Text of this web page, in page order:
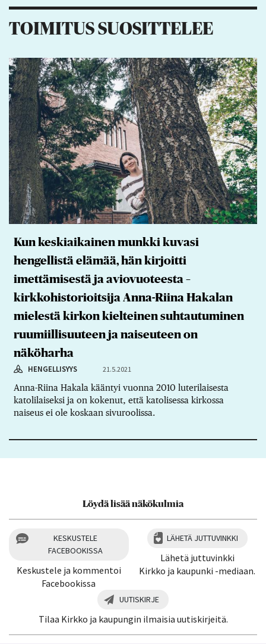
TOIMITUS SUOSITTELEE
Kun keskiaikainen munkki kuvasi
hengellistä elämää, hän kirjoitti
imettämisestä ja aviovuoteesta –
kirkkohistorioitsija Anna-Riina Hakalan
mielestä kirkon kielteinen suhtautuminen
ruumiillisuuteen ja naiseuteen on
näköharha
HENGELLISYYS 21.5.2021
Anna-Riina Hakala kääntyi vuonna 2010 luterilaisesta
katolilaiseksi ja on kokenut, että katolisessa kirkossa
naiseus ei ole koskaan sivuroolissa.
Löydä lisää näkökulmia
KESKUSTELE
FACEBOOKISSA
Keskustele ja kommentoi
Facebookissa
LÄHETÄ JUTTUVINKKI
Lähetä juttuvinkki
Kirkko ja kaupunki -mediaan.
UUTISKIRJE
Tilaa Kirkko ja kaupungin ilmaisia uutiskirjeitä.